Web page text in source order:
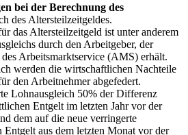
bei der Berechnung des
des Altersteilzeitgeldes.
das Altersteilzeitgeld ist unter anderem
durch den Arbeitgeber, der
Arbeitsmarktservice (AMS) erhält.
werden die wirtschaftlichen Nachteile
den Arbeitnehmer abgefedert.
Lohnausgleich 50% der Differenz
Entgelt im letzten Jahr vor der
dem auf die neue verringerte
Entgelt aus dem letzten Monat vor der